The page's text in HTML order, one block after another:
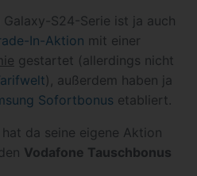
S24-Serie ist ja auch
In-Aktion mit einer
gestartet (allerdings nicht
), außerdem haben ja
Sofortbonus etabliert.
da seine eigene Aktion
Vodafone Tauschbonus